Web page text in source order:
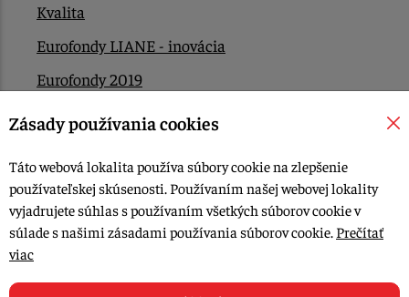
Kvalita
Eurofondy LIANE - inovácia
Eurofondy 2019
Eurofondy 2022/2023
Kontakt
© 2015-2026, LIANA GOLIAŠ s.r.o. všetky práva vyhradené.
Upraviť nastavenia Cookies
Zásady používania cookies
Táto webová lokalita používa súbory cookie na zlepšenie
používateľskej skúsenosti. Používaním našej webovej lokality
vyjadrujete súhlas s používaním všetkých súborov cookie v
súlade s našimi zásadami používania súborov cookie. Prečítať
viac